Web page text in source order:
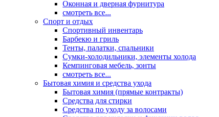
Оконная и дверная фурнитура
смотреть все...
Спорт и отдых
Спортивный инвентарь
Барбекю и гриль
Тенты, палатки, спальники
Сумки-холодильники, элементы холода
Кемпинговая мебель, зонты
смотреть все...
Бытовая химия и средства ухода
Бытовая химия (прямые контракты)
Средства для стирки
Средства по уходу за волосами